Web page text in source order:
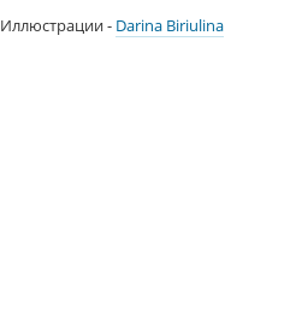
Иллюстрации - Darina Biriulina